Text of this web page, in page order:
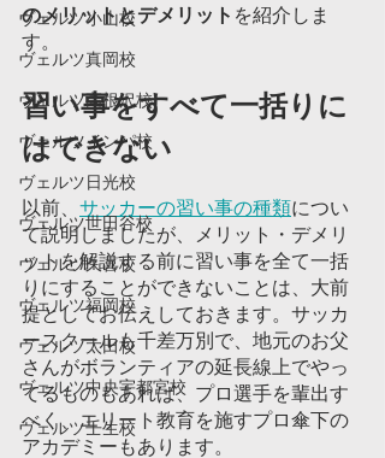
ヴェルツ小山校
ヴェルツ真岡校
ヴェルツ高根沢校
ヴェルツインパ校
ヴェルツ日光校
ヴェルツ世田谷校
ヴェルツ久喜校
ヴェルツ福岡校
ヴェルツ太田校
ヴェルツ中央宇都宮校
ヴェルツ壬生校
のメリットとデメリット を紹介しま
す。
習い事をすべて一括りに
以前、 サッカーの習い事の種類につい
て説明しましたが、メリット・デメリ
ットを解説する前に習い事を全て一括
りにすることができないことは、大前
提としてお伝えしておきます。サッカ
ースクールも千差万別で、地元のお父
さんがボランティアの延長線上でやっ
てるものもあれば、プロ選手を輩出す
べく、エリート教育を施すプロ傘下の
アカデミーもあります。